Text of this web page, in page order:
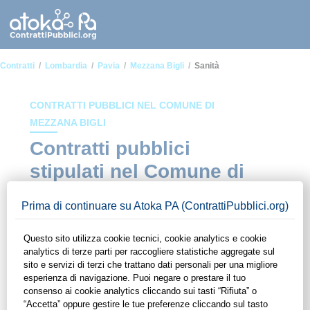
Contratti Lombardia Pavia Mezzana Bigli Sanità
CONTRATTI PUBBLICI NEL COMUNE DI
MEZZANA BIGLI
Contratti pubblici
stipulati nel Comune di
Sanità
In questa sezione del sito di ContrattiPubblici.org potrai avere
ad alcuni dei contratti presenti nella piattaforma stipulati
all'interno del Comune di Mezzana Bigli in ambito Sanità.
Grazie alle funzionalità di ContrattiPubblici.org potrai
monitorare la scadenza dei contratti pubblici di tuo interesse e
programmare la tua attività commerciale con le Pubbliche